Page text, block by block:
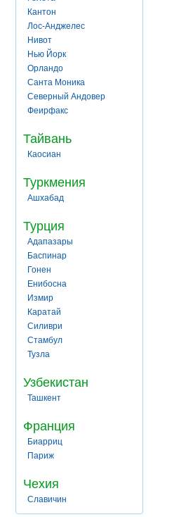
Кантон
Лос-Анджелес
Нивот
Нью Йорк
Орландо
Санта Моника
Северный Андовер
Феирфакс
Тайвань
Каосиан
Туркмения
Ашхабад
Турция
Адапазары
Баспинар
Гонен
Енибосна
Измир
Каратай
Силиври
Стамбул
Тузла
Узбекистан
Ташкент
Франция
Биарриц
Париж
Чехия
Славичин